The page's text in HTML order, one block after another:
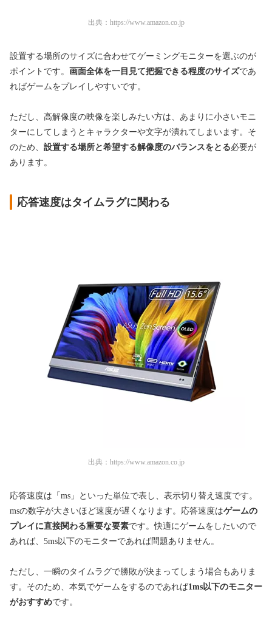
出典： https://www.amazon.co.jp
設置する場所のサイズに合わせてゲーミングモニターを選ぶのが
ポイントです。 画面全体を一目見て把握できる程度のサイズであ
ればゲームをプレイしやすいです。
ただし、高解像度の映像を楽しみたい方は、あまりに小さいモニ
ターにしてしまうとキャラクターや文字が潰れてしまいます。そ
のため、 設置する場所と希望する解像度のバランスをとる必要が
あります。
応答速度はタイムラグに関わる
出典： https://www.amazon.co.jp
応答速度は「ms」といった単位で表し、表示切り替え速度です。
msの数字が大きいほど速度が遅くなります。応答速度はゲームの
プレイに直接関わる重要な要素です。快適にゲームをしたいので
あれば、5ms以下のモニターであれば問題ありません。
ただし、一瞬のタイムラグで勝敗が決まってしまう場合もありま
す。そのため、本気でゲームをするのであれば1ms以下のモニター
がおすすめです。